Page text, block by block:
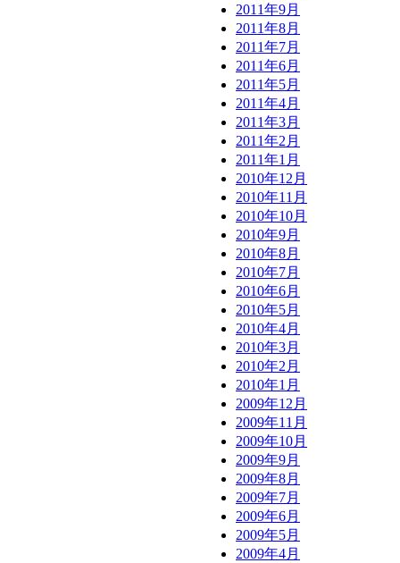
2011年9月
2011年8月
2011年7月
2011年6月
2011年5月
2011年4月
2011年3月
2011年2月
2011年1月
2010年12月
2010年11月
2010年10月
2010年9月
2010年8月
2010年7月
2010年6月
2010年5月
2010年4月
2010年3月
2010年2月
2010年1月
2009年12月
2009年11月
2009年10月
2009年9月
2009年8月
2009年7月
2009年6月
2009年5月
2009年4月